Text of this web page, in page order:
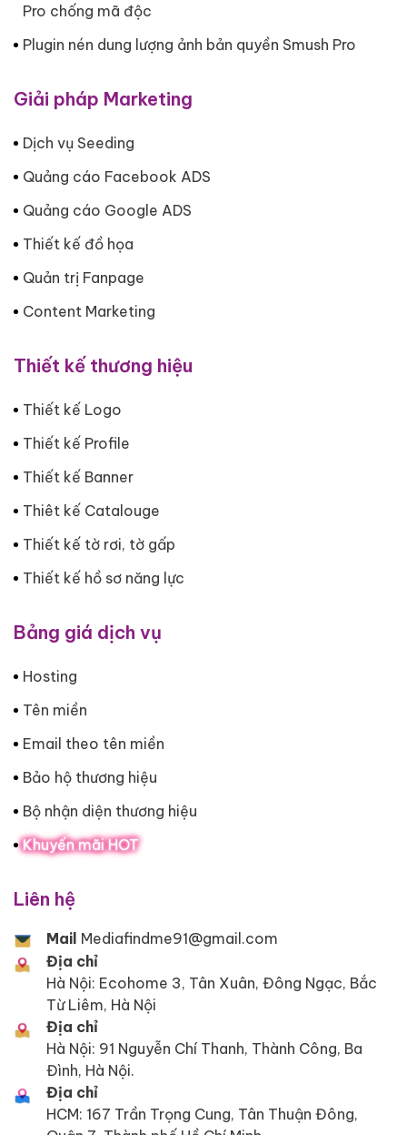
Pro chống mã độc
Plugin nén dung lượng ảnh bản quyền Smush Pro
Giải pháp Marketing
Dịch vụ Seeding
Quảng cáo Facebook ADS
Quảng cáo Google ADS
Thiết kế đồ họa
Quản trị Fanpage
Content Marketing
Thiết kế thương hiệu
Thiết kế Logo
Thiết kế Profile
Thiết kế Banner
Thiêt kế Catalouge
Thiết kế tờ rơi, tờ gấp
Thiết kế hồ sơ năng lực
Bảng giá dịch vụ
Hosting
Tên miền
Email theo tên miền
Bảo hộ thương hiệu
Bộ nhận diện thương hiệu
Khuyến mãi HOT
Liên hệ
Mail Mediafindme91@gmail.com
Địa chỉ
Hà Nội: Ecohome 3, Tân Xuân, Đông Ngạc, Bắc
Từ Liêm, Hà Nội
Địa chỉ
Hà Nội: 91 Nguyễn Chí Thanh, Thành Công, Ba
Đình, Hà Nội.
Địa chỉ
HCM: 167 Trần Trọng Cung, Tân Thuận Đông,